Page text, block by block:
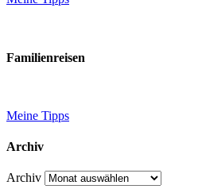
Familienreisen
Meine Tipps
Archiv
Archiv